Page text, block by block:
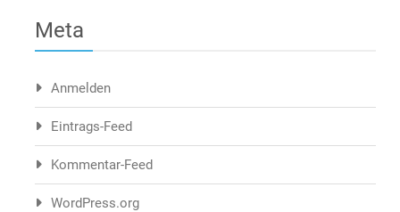
Meta
Anmelden
Eintrags-Feed
Kommentar-Feed
WordPress.org